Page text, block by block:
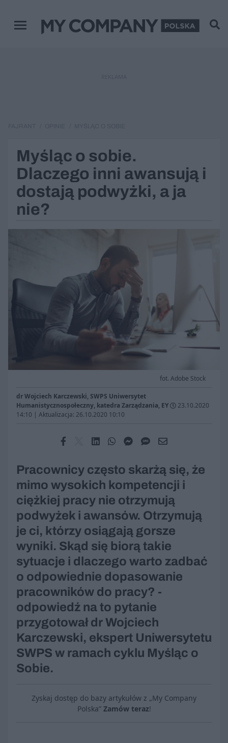
Menu główne
Myśląc o sobie.
Dlaczego inni awansują i
dostają podwyżki, a ja
nie?
fot. Adobe Stock
dr Wojciech Karczewski, SWPS Uniwersytet
Humanistycznospołeczny, katedra Zarządzania, EY
23.10.2020
14:10 | Aktualizacja: 26.10.2020 10:10
Pracownicy często skarżą się, że
mimo wysokich kompetencji i
ciężkiej pracy nie otrzymują
podwyżek i awansów. Otrzymują
je ci, którzy osiągają gorsze
wyniki. Skąd się biorą takie
sytuacje i dlaczego warto zadbać
o odpowiednie dopasowanie
pracowników do pracy? -
odpowiedź na to pytanie
przygotował dr Wojciech
Karczewski, ekspert Uniwersytetu
SWPS w ramach cyklu Myśląc o
Sobie.
Zyskaj dostęp do bazy artykułów z „My Company
Polska” Zamów teraz!